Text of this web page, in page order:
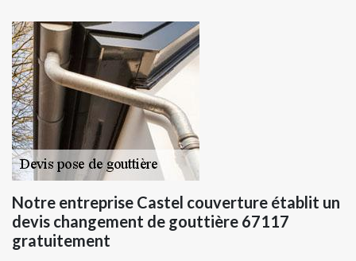
Notre entreprise Castel couverture établit un
devis changement de gouttière 67117
gratuitement